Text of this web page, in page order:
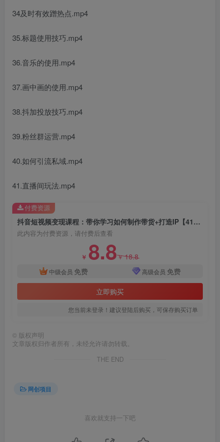
34及时有效蹭热点.mp4
35.标题使用技巧.mp4
36.音乐的使用.mp4
37.画中画的使用.mp4
38.抖加投放技巧.mp4
39.粉丝群运营.mp4
40.如何引流私域.mp4
41.直播间玩法.mp4
抖音短视频变现课程：带你学习如何制作带货+打造IP【41节】
此内容为付费资源，请付费后查看
￥ 8.8￥18.8
中级会员 免费 高级会员 免费
立即购买
您当前未登录！建议登陆后购买，可保存购买订单
付费资源
© 版权声明
文章版权归作者所有，未经允许请勿转载。
THE END
网创项目
喜欢就支持一下吧